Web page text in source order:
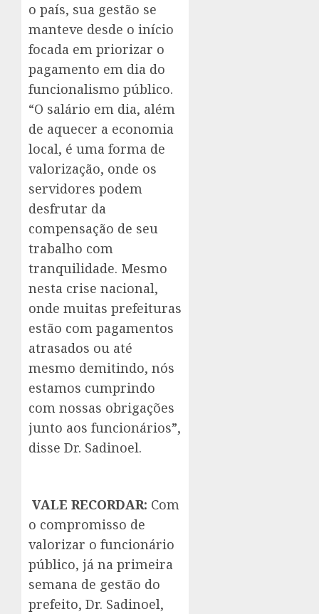
o país, sua gestão se
manteve desde o início
focada em priorizar o
pagamento em dia do
funcionalismo público.
“O salário em dia, além
de aquecer a economia
local, é uma forma de
valorização, onde os
servidores podem
desfrutar da
compensação de seu
trabalho com
tranquilidade. Mesmo
nesta crise nacional,
onde muitas prefeituras
estão com pagamentos
atrasados ou até
mesmo demitindo, nós
estamos cumprindo
com nossas obrigações
junto aos funcionários”,
disse Dr. Sadinoel.
VALE RECORDAR: Com
o compromisso de
valorizar o funcionário
público, já na primeira
semana de gestão do
prefeito, Dr. Sadinoel,